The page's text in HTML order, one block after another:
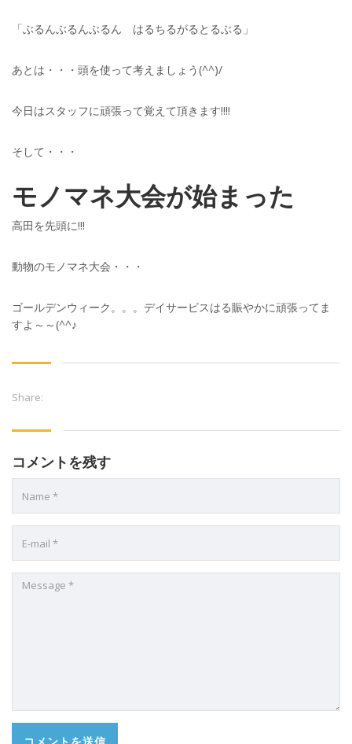
「ぶるんぶるんぶるん はるちるがるとるぶる」
あとは・・・頭を使って考えましょう(^^)/
今日はスタッフに頑張って覚えて頂きます!!!!
そして・・・
モノマネ大会が始まった
高田を先頭に!!!
動物のモノマネ大会・・・
ゴールデンウィーク。。。デイサービスはる賑やかに頑張ってま
すよ～～(^^♪
Share:
コメントを残す